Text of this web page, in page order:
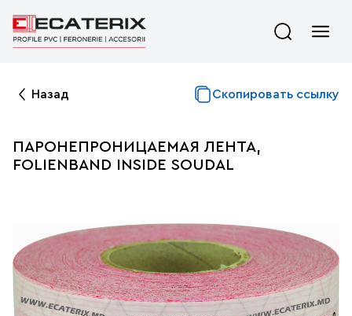
Назад Скопировать ссылку
ПАРОНЕПРОНИЦАЕМАЯ ЛЕНТА,
FOLIENBAND INSIDE SOUDAL